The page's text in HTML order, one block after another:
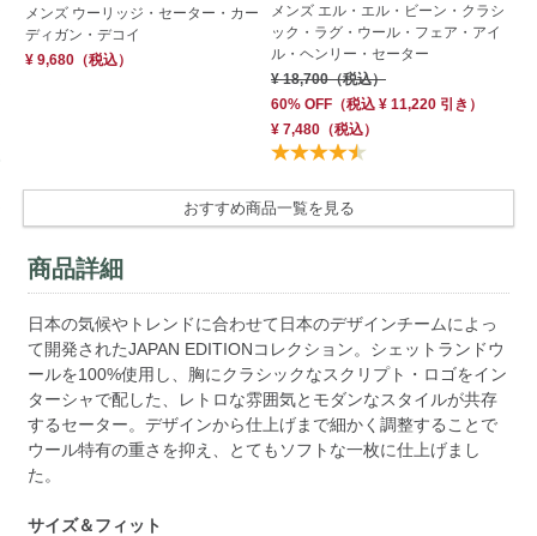
メンズ ウーリッジ・セーター・カー
ディガン・デコイ
¥ 9,680（税込）
メンズ エル・エル・ビーン・クラシ
ック・ラグ・ウール・フェア・アイ
ル・ヘンリー・セーター
¥ 18,700（税込）
60% OFF （税込 ¥ 11,220 引き）
¥ 7,480 （税込）
おすすめ商品一覧を見る
商品詳細
日本の気候やトレンドに合わせて日本のデザインチームによっ
て開発されたJAPAN EDITIONコレクション。シェットランドウ
ールを100%使用し、胸にクラシックなスクリプト・ロゴをイン
ターシャで配した、レトロな雰囲気とモダンなスタイルが共存
するセーター。デザインから仕上げまで細かく調整することで
ウール特有の重さを抑え、とてもソフトな一枚に仕上げまし
た。
サイズ＆フィット